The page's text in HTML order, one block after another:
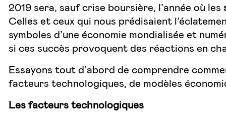
2019 sera, sauf crise boursière, l’année où les
Celles et ceux qui nous prédisaient
symboles d’une économie mondialisée et
si ces succès provoquent des réactions en
Essayons tout d’abord de comprendre
facteurs technologiques, de modèles
Les facteurs technologiques